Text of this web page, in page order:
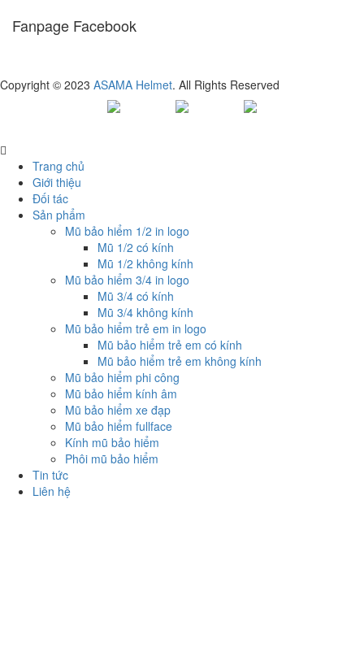
Fanpage Facebook
Copyright © 2023 ASAMA Helmet. All Rights Reserved
Trang chủ
Giới thiệu
Đối tác
Sản phẩm
Mũ bảo hiểm 1/2 in logo
Mũ 1/2 có kính
Mũ 1/2 không kính
Mũ bảo hiểm 3/4 in logo
Mũ 3/4 có kính
Mũ 3/4 không kính
Mũ bảo hiểm trẻ em in logo
Mũ bảo hiểm trẻ em có kính
Mũ bảo hiểm trẻ em không kính
Mũ bảo hiểm phi công
Mũ bảo hiểm kính âm
Mũ bảo hiểm xe đạp
Mũ bảo hiểm fullface
Kính mũ bảo hiểm
Phôi mũ bảo hiểm
Tin tức
Liên hệ